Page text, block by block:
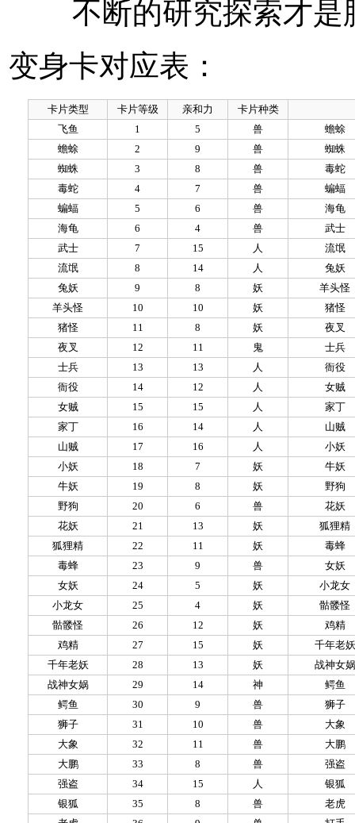
不断的研究探索才是
变身卡对应表：
卡片类型 卡片等级 亲和力
卡片种类
飞鱼
1 5 兽
蟾蜍
蟾蜍
2 9 兽
蜘蛛
蜘蛛
3 8 兽
毒蛇
毒蛇
4 7 兽
蝙蝠
蝙蝠
5 6 兽
海龟
海龟
6 4 兽
武士
武士
7 15 人
流氓
流氓
8 14 人
兔妖
兔妖
9 8 妖
羊头怪
羊头怪
10 10 妖
猪怪
猪怪
11 8 妖
夜叉
夜叉
12 11 鬼
士兵
士兵
13 13 人
衙役
衙役
14 12 人
女贼
女贼
15 15 人
家丁
家丁
16 14 人
山贼
山贼
17 16 人
小妖
小妖
18 7 妖
牛妖
牛妖
19 8 妖
野狗
野狗
20 6 兽
花妖
花妖
21 13 妖
狐狸精
狐狸精
22 11 妖
毒蜂
毒蜂
23 9 兽
女妖
女妖
24 5 妖
小龙女
小龙女
25 4 妖
骷髅怪
骷髅怪
26 12 妖
鸡精
鸡精
27 15 妖
千年老妖
千年老妖
28 13 妖
战神女娲
战神女娲
29 14 神
鳄鱼
鳄鱼
30 9 兽
狮子
狮子
31 10 兽
大象
大象
32 11 兽
大鹏
大鹏
33 8 兽
强盗
强盗
34 15 人
银狐
银狐
35 8 兽
老虎